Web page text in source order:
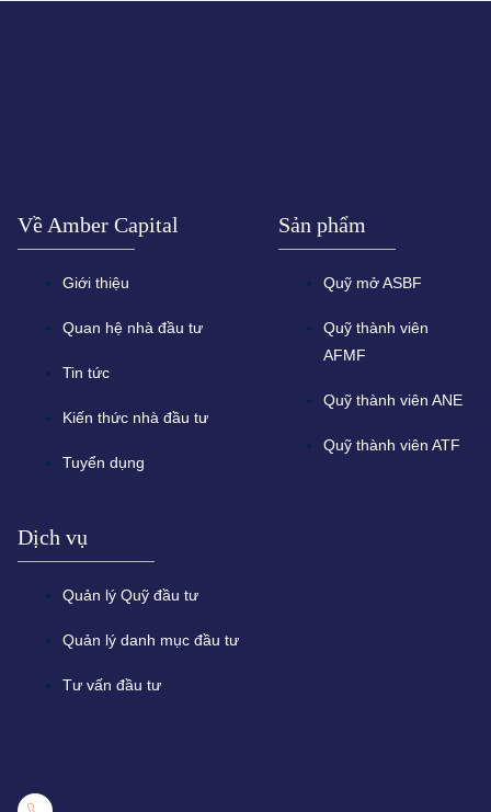
Về Amber Capital
Giới thiệu
Quan hệ nhà đầu tư
Tin tức
Kiến thức nhà đầu tư
Tuyển dụng
Sản phẩm
Quỹ mở ASBF
Quỹ thành viên
AFMF
Quỹ thành viên ANE
Quỹ thành viên ATF
Dịch vụ
Quản lý Quỹ đầu tư
Quản lý danh mục đầu tư
Tư vấn đầu tư